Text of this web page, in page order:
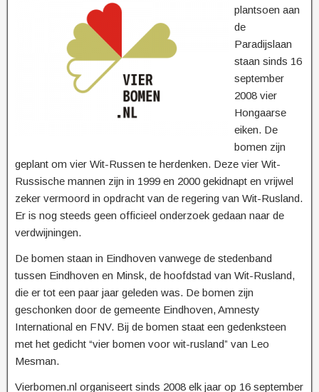
plantsoen aan
de
Paradijslaan
staan sinds 16
september
2008 vier
Hongaarse
eiken. De
bomen zijn
geplant om vier Wit-Russen te herdenken. Deze vier Wit-
Russische mannen zijn in 1999 en 2000 gekidnapt en vrijwel
zeker vermoord in opdracht van de regering van Wit-Rusland.
Er is nog steeds geen officieel onderzoek gedaan naar de
verdwijningen.
De bomen staan in Eindhoven vanwege de stedenband
tussen Eindhoven en Minsk, de hoofdstad van Wit-Rusland,
die er tot een paar jaar geleden was. De bomen zijn
geschonken door de gemeente Eindhoven, Amnesty
International en FNV. Bij de bomen staat een gedenksteen
met het gedicht “vier bomen voor wit-rusland” van Leo
Mesman.
Vierbomen.nl organiseert sinds 2008 elk jaar op 16 september